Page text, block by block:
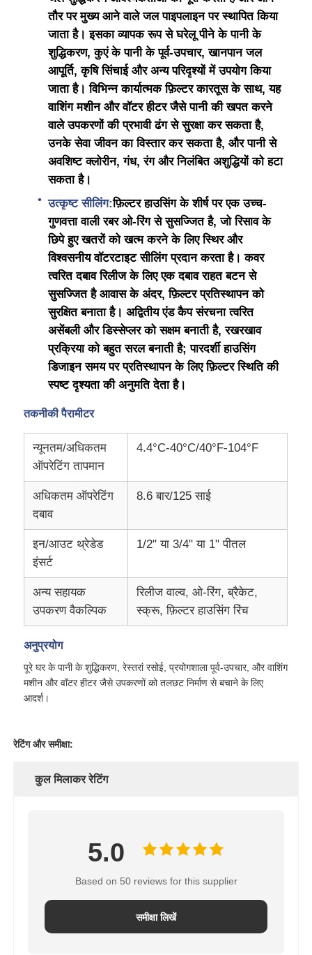
एफआरपी दबाव पोत
पानी को नरम करने वाला नमकीन टैंक
आयन विनिमय रेजिन
फ़िल्टर नियंत्रण वाल्व
सोलेनोइड वाल्व
निपीडमान
प्रवाह मीटर
आरओ ब्रैकेट
तौर पर मुख्य आने वाले जल पाइपलाइन पर स्थापित किया
जाता है। इसका व्यापक रूप से घरेलू पीने के पानी के
शुद्धिकरण, कुएं के पानी के पूर्व-उपचार, खानपान जल
आपूर्ति, कृषि सिंचाई और अन्य परिदृश्यों में उपयोग किया
जाता है। विभिन्न कार्यात्मक फ़िल्टर कारतूस के साथ, यह
वाशिंग मशीन और वॉटर हीटर जैसे पानी की खपत करने
वाले उपकरणों की प्रभावी ढंग से सुरक्षा कर सकता है,
उनके सेवा जीवन का विस्तार कर सकता है, और पानी से
अवशिष्ट क्लोरीन, गंध, रंग और निलंबित अशुद्धियों को हटा
सकता है।
उत्कृष्ट सीलिंग:फ़िल्टर हाउसिंग के शीर्ष पर एक उच्च-
गुणवत्ता वाली रबर ओ-रिंग से सुसज्जित है, जो रिसाव के
छिपे हुए खतरों को खत्म करने के लिए स्थिर और
विश्वसनीय वॉटरटाइट सीलिंग प्रदान करता है। कवर
त्वरित दबाव रिलीज के लिए एक दबाव राहत बटन से
सुसज्जित है आवास के अंदर, फ़िल्टर प्रतिस्थापन को
सुरक्षित बनाता है। अद्वितीय एंड कैप संरचना त्वरित
असेंबली और डिस्सेप्लर को सक्षम बनाती है, रखरखाव
प्रक्रिया को बहुत सरल बनाती है; पारदर्शी हाउसिंग
डिजाइन समय पर प्रतिस्थापन के लिए फ़िल्टर स्थिति की
स्पष्ट दृश्यता की अनुमति देता है।
तकनीकी पैरामीटर
न्यूनतम/अधिकतम
ऑपरेटिंग तापमान
4.4°C-40°C/40°F-104°F
अधिकतम ऑपरेटिंग
दबाव
8.6 बार/125 साई
इन/आउट थ्रेडेड
इंसर्ट
1/2" या 3/4" या 1" पीतल
अन्य सहायक
उपकरण वैकल्पिक
रिलीज वाल्व, ओ-रिंग, ब्रैकेट,
स्क्रू, फ़िल्टर हाउसिंग रिंच
अनुप्रयोग
पूरे घर के पानी के शुद्धिकरण, रेस्तरां रसोई, प्रयोगशाला पूर्व-उपचार, और वाशिंग
मशीन और वॉटर हीटर जैसे उपकरणों को तलछट निर्माण से बचाने के लिए
आदर्श।
रेटिंग और समीक्षा:
कुल मिलाकर रेटिंग
5.0
Based on 50 reviews for this supplier
समीक्षा लिखें